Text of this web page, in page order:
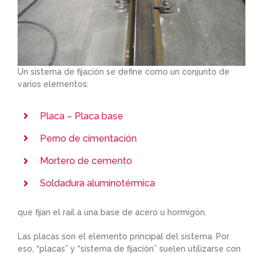
Un sistema de fijación se define como un conjunto de
varios elementos:
Placa – Placa base
Perno de cimentación
Mortero de cemento
Soldadura aluminotérmica
que fijan el raíl a una base de acero u hormigón.
Las placas son el elemento principal del sistema. Por
eso, “placas” y “sistema de fijación” suelen utilizarse con